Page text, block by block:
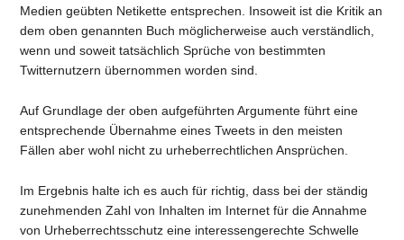
Medien geübten Netikette entsprechen. Insoweit ist die Kritik an
dem oben genannten Buch möglicherweise auch verständlich,
wenn und soweit tatsächlich Sprüche von bestimmten
Twitternutzern übernommen worden sind.
Auf Grundlage der oben aufgeführten Argumente führt eine
entsprechende Übernahme eines Tweets in den meisten
Fällen aber wohl nicht zu urheberrechtlichen Ansprüchen.
Im Ergebnis halte ich es auch für richtig, dass bei der ständig
zunehmenden Zahl von Inhalten im Internet für die Annahme
von Urheberrechtsschutz eine interessengerechte Schwelle